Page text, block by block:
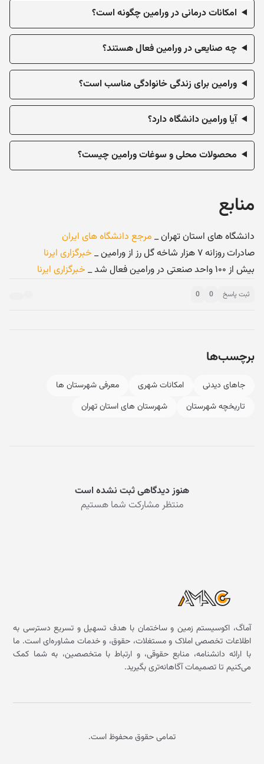
امکانات درمانی در ورامین چگونه است؟
چه صنایعی در ورامین فعال هستند؟
ورامین برای زندگی خانوادگی مناسب است؟
آیا ورامین دانشگاه دارد؟
محصولات محلی و سوغات ورامین چیست؟
منابع
دانشگاه های استان تهران _ مرجع دانشگاه های ایران
صادرات روزانه ۷ هزار شاخه گل رز از ورامین _
خبرگزاری ایرنا
بیش از ۱۰۰ واحد صنعتی در ورامین فعال شد _
خبرگزاری ایرنا
ثبت پاسخ 0
0
برچسب‌ها
جاهای دیدنی امکانات شهری
معرفی شهرستان ها
تاریخچه شهرستان
شهرستان های استان تهران
هنوز دیدگاهی ثبت نشده است
منتظر مشارکت شما هستیم
آماگ، اکوسیستم زمین و ساختمان با هدف تسهیل و تسریع دسترسی به
اطلاعات تخصصی املاک و مستغلات، حقوق، و خدمات مشاوره‌ای است. ما
با ارائه دانشنامه، منابع حقوقی، و ارتباط با متخصصین، به شما کمک
می‌کنیم تا تصمیمات آگاهانه‌تری بگیرید.
تمامی حقوق محفوظ است.